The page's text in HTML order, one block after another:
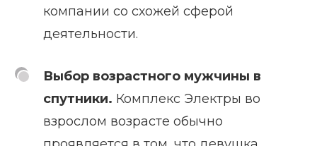
компании со схожей сферой
деятельности.
Выбор возрастного мужчины в
спутники. Комплекс Электры во
взрослом возрасте обычно